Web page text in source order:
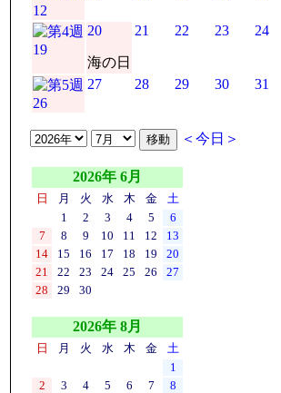
12
19
20
海の日
21 22 23 24
26
27 28 29 30 31
＜今日＞
2026年 6月
日 月 火 水 木 金
土
1
2 3 4 5
6
7
8 9 10 11 12
13
14
15 16 17 18 19
20
21
22 23 24 25 26
27
28
29 30
2026年 8月
日 月 火 水 木 金
土
1
2
3 4 5 6 7
8